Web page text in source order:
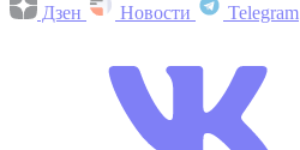
Дзен Новости Telegram